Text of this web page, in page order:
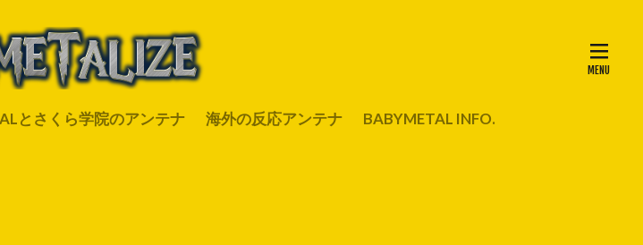
とさくら学院のアンテナ 海外の反応アンテナ BABYMETAL INFO.